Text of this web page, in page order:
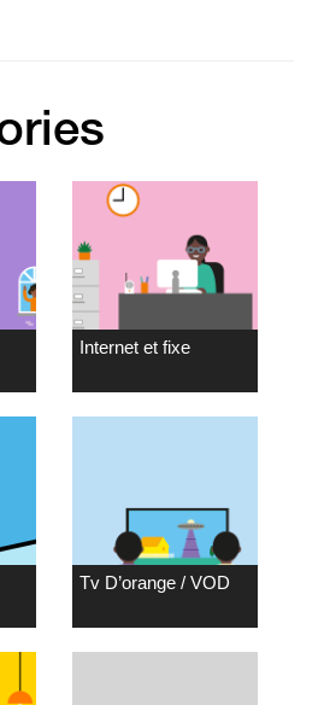
Internet et fixe
Tv D’orange / VOD